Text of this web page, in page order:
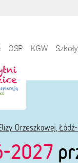
OSP KGW
Orzeszkowej,
2027